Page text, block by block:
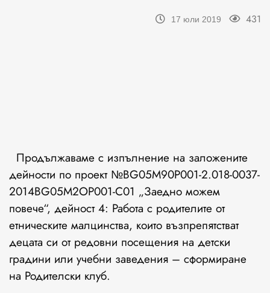
17 юли 2019 431
Продължаваме с изпълнение на заложените
дейности по проект №BG05M90P001-2.018-0037-
2014BG05M2OP001-C01 „Заедно можем
повече“, дейност 4: Работа с родителите от
етническите малцинства, които възпрепятстват
децата си от редовни посещения на детски
градини или учебни заведения – сформиране
на Родителски клуб.